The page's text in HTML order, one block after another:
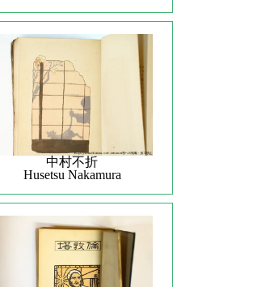
中村不折
Husetsu Nakamura